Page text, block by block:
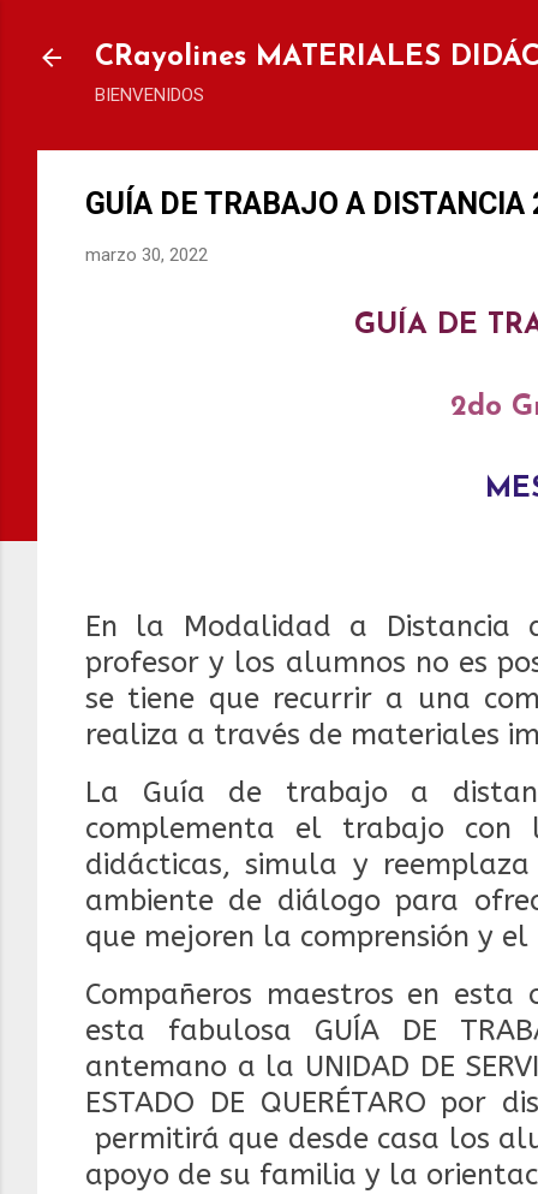
CRayolines MATERIALES
BIENVENIDOS
GUÍA DE TRABAJO A
marzo 30, 2022
GUÍA DE
2do
En la Modalidad a Distancia
profesor y los alumnos no es
se tiene que recurrir a una
realiza a través de materiales
La Guía de trabajo a
complementa el trabajo con
didácticas, simula y
ambiente de diálogo para
que mejoren la comprensión y
Compañeros maestros en
esta fabulosa GUÍA DE
antemano a la UNIDAD DE
ESTADO DE QUERÉTARO
permitirá que desde casa los
apoyo de su familia y la